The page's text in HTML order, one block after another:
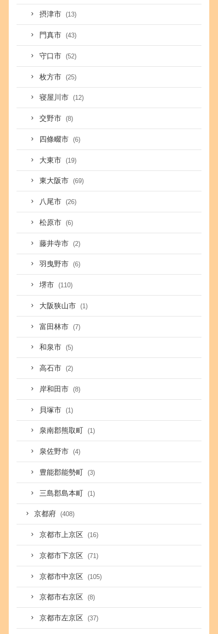
摂津市 (13)
門真市 (43)
守口市 (52)
枚方市 (25)
寝屋川市 (12)
交野市 (8)
四條畷市 (6)
大東市 (19)
東大阪市 (69)
八尾市 (26)
松原市 (6)
藤井寺市 (2)
羽曳野市 (6)
堺市 (110)
大阪狭山市 (1)
富田林市 (7)
和泉市 (5)
高石市 (2)
岸和田市 (8)
貝塚市 (1)
泉南郡熊取町 (1)
泉佐野市 (4)
豊能郡能勢町 (3)
三島郡島本町 (1)
京都府 (408)
京都市上京区 (16)
京都市下京区 (71)
京都市中京区 (105)
京都市右京区 (8)
京都市左京区 (37)